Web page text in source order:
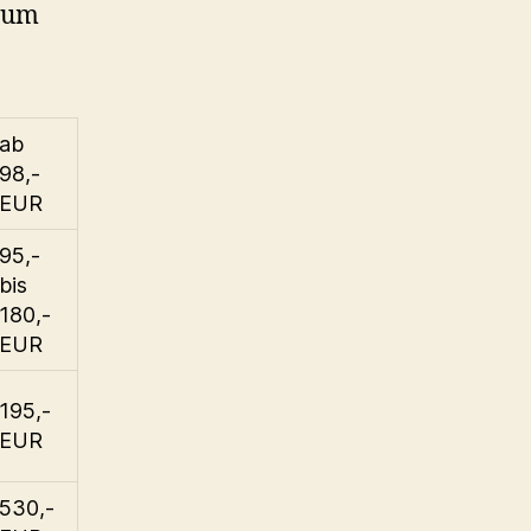
ab
98,-
EUR
95,-
bis
180,-
EUR
195,-
EUR
530,-